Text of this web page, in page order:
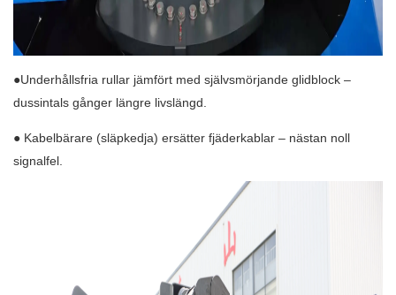
●Underhållsfria rullar jämfört med självsmörjande glidblock –
dussintals gånger längre livslängd.
● Kabelbärare (släpkedja) ersätter fjäderkablar – nästan noll
signalfel.